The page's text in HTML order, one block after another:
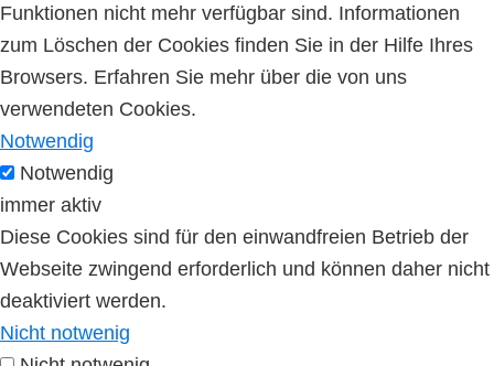
Funktionen nicht mehr verfügbar sind. Informationen
zum Löschen der Cookies finden Sie in der Hilfe Ihres
Browsers. Erfahren Sie mehr über die von uns
verwendeten Cookies.
Notwendig
Notwendig
immer aktiv
Diese Cookies sind für den einwandfreien Betrieb der
Webseite zwingend erforderlich und können daher nicht
deaktiviert werden.
Nicht notwenig